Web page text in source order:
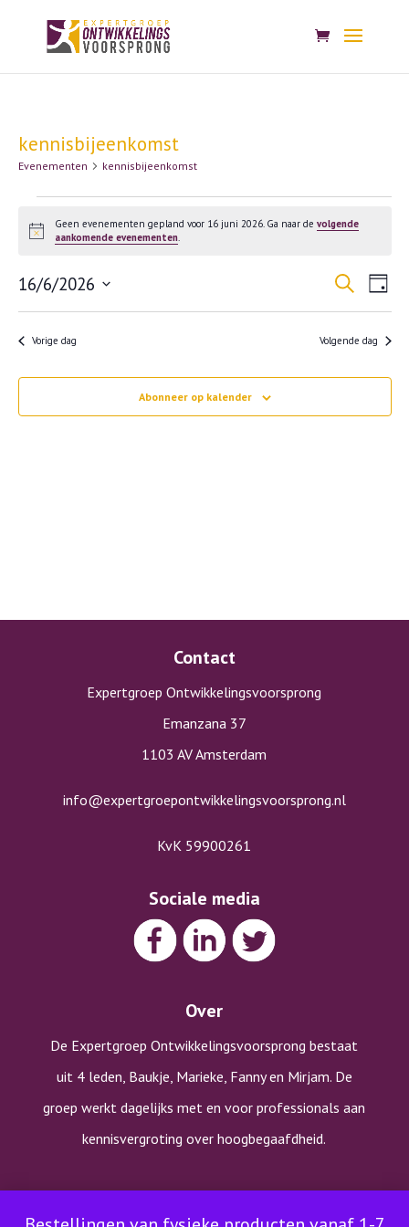
kennisbijeenkomst
Evenementen kennisbijeenkomst
in
juni
2026
Bericht
Geen evenementen gepland voor 16 juni 2026. Ga naar devolgende
aankomende evenementen.
Zoeken
en
Zoeken
Dag
16/6/2026
Selecteer
een
datum.
Vorige dag Volgende dag
Abonneer op kalender
Contact
Expertgroep Ontwikkelingsvoorsprong
Emanzana 37
1103 AV Amsterdam
info@expertgroepontwikkelingsvoorsprong.nl
KvK 59900261
Sociale media
Over
De Expertgroep Ontwikkelingsvoorsprong bestaat
uit 4 leden, Baukje, Marieke, Fanny en Mirjam. De
groep werkt dagelijks met en voor professionals aan
kennisvergroting over hoogbegaafdheid.